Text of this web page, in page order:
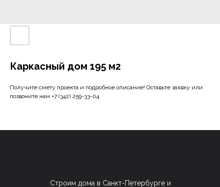
Каркасный дом 195 м2
Получите смету проекта и подробное описание! Оставьте заявку или
позвоните нам +7 (342) 259-33-04
Строим дома в Санкт-Петербурге и